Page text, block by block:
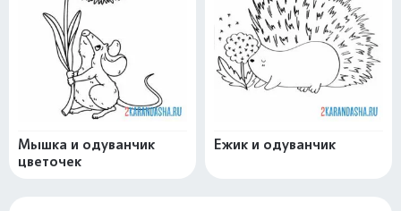
Мышка и одуванчик
цветочек
Ежик и одуванчик